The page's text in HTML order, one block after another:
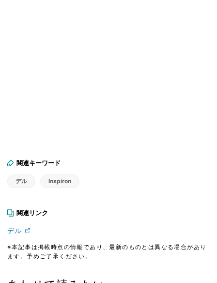
関連キーワード
デル Inspiron
関連リンク
デル
※本記事は掲載時点の情報であり、最新のものとは異なる場合があり
ます。予めご了承ください。